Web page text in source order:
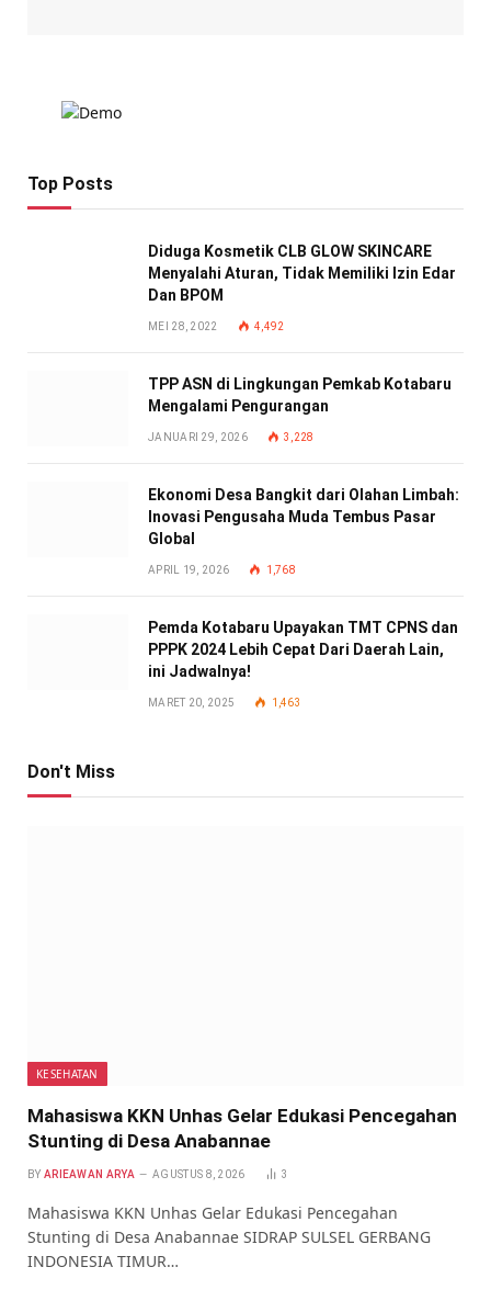
Top Posts
Diduga Kosmetik CLB GLOW SKINCARE
Menyalahi Aturan, Tidak Memiliki Izin Edar
Dan BPOM
MEI 28, 2022 4,492
TPP ASN di Lingkungan Pemkab Kotabaru
Mengalami Pengurangan
JANUARI 29, 2026 3,228
Ekonomi Desa Bangkit dari Olahan Limbah:
Inovasi Pengusaha Muda Tembus Pasar
Global
APRIL 19, 2026 1,768
Pemda Kotabaru Upayakan TMT CPNS dan
PPPK 2024 Lebih Cepat Dari Daerah Lain,
ini Jadwalnya!
MARET 20, 2025 1,463
Don't Miss
KESEHATAN
Mahasiswa KKN Unhas Gelar Edukasi Pencegahan
Stunting di Desa Anabannae
BY ARIEAWAN ARYA AGUSTUS 8, 2026 3
Mahasiswa KKN Unhas Gelar Edukasi Pencegahan
Stunting di Desa Anabannae SIDRAP SULSEL GERBANG
INDONESIA TIMUR…